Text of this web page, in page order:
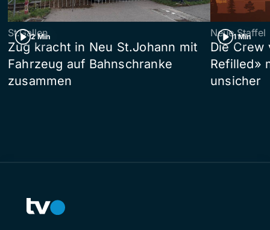
2 Min
St.Gallen
Zug kracht in Neu St.Johann mit
Fahrzeug auf Bahnschranke
zusammen
1 Min
Neue Staffel
Die Crew
Refilled»
unsicher